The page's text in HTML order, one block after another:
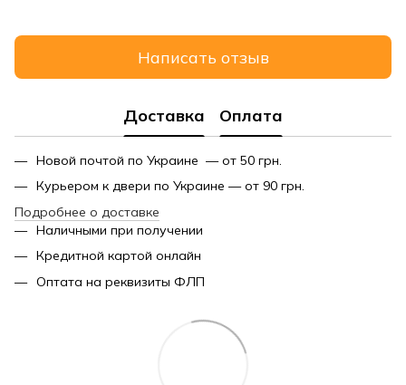
Написать отзыв
Доставка Оплата
Новой почтой по Украине — от 50 грн.
Курьером к двери по Украине — от 90 грн.
Подробнее о доставке
Наличными при получении
Кредитной картой онлайн
Оптата на реквизиты ФЛП